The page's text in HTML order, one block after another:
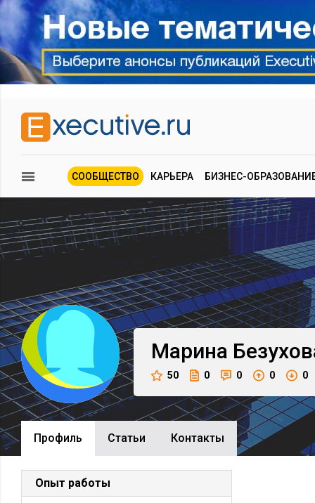
СООБЩЕСТВО КАРЬЕРА БИЗНЕС-
Марина
50 0 0 0 0
Профиль Cтатьи Контакты
Опыт работы